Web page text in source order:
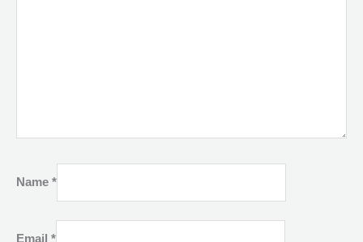
Name *
Email *